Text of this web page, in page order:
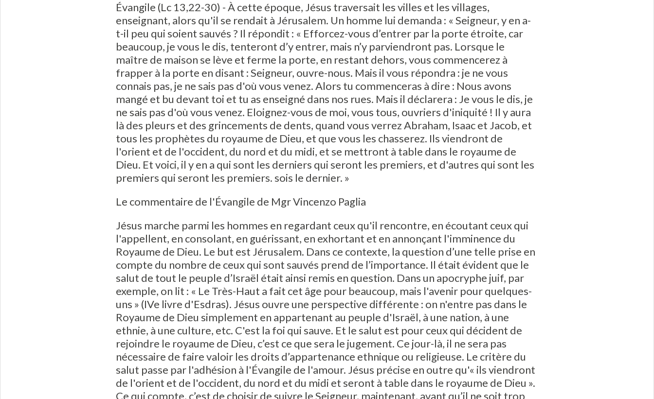
Évangile (Lc 13,22-30) - À cette époque, Jésus traversait les villes et les villages,
enseignant, alors qu'il se rendait à Jérusalem. Un homme lui demanda : « Seigneur, y en a-
t-il peu qui soient sauvés ? Il répondit : « Efforcez-vous d’entrer par la porte étroite, car
beaucoup, je vous le dis, tenteront d’y entrer, mais n’y parviendront pas. Lorsque le
maître de maison se lève et ferme la porte, en restant dehors, vous commencerez à
frapper à la porte en disant : Seigneur, ouvre-nous. Mais il vous répondra : je ne vous
connais pas, je ne sais pas d'où vous venez. Alors tu commenceras à dire : Nous avons
mangé et bu devant toi et tu as enseigné dans nos rues. Mais il déclarera : Je vous le dis, je
ne sais pas d'où vous venez. Eloignez-vous de moi, vous tous, ouvriers d'iniquité ! Il y aura
là des pleurs et des grincements de dents, quand vous verrez Abraham, Isaac et Jacob, et
tous les prophètes du royaume de Dieu, et que vous les chasserez. Ils viendront de
l'orient et de l'occident, du nord et du midi, et se mettront à table dans le royaume de
Dieu. Et voici, il y en a qui sont les derniers qui seront les premiers, et d'autres qui sont les
premiers qui seront les premiers. sois le dernier. »
Le commentaire de l'Évangile de Mgr Vincenzo Paglia
Jésus marche parmi les hommes en regardant ceux qu'il rencontre, en écoutant ceux qui
l'appellent, en consolant, en guérissant, en exhortant et en annonçant l'imminence du
Royaume de Dieu. Le but est Jérusalem. Dans ce contexte, la question d’une telle prise en
compte du nombre de ceux qui sont sauvés prend de l’importance. Il était évident que le
salut de tout le peuple d’Israël était ainsi remis en question. Dans un apocryphe juif, par
exemple, on lit : « Le Très-Haut a fait cet âge pour beaucoup, mais l'avenir pour quelques-
uns » (IVe livre d'Esdras). Jésus ouvre une perspective différente : on n'entre pas dans le
Royaume de Dieu simplement en appartenant au peuple d'Israël, à une nation, à une
ethnie, à une culture, etc. C'est la foi qui sauve. Et le salut est pour ceux qui décident de
rejoindre le royaume de Dieu, c’est ce que sera le jugement. Ce jour-là, il ne sera pas
nécessaire de faire valoir les droits d’appartenance ethnique ou religieuse. Le critère du
salut passe par l'adhésion à l'Évangile de l'amour. Jésus précise en outre qu'« ils viendront
de l'orient et de l'occident, du nord et du midi et seront à table dans le royaume de Dieu ».
Ce qui compte, c’est de choisir de suivre le Seigneur, maintenant, avant qu’il ne soit trop